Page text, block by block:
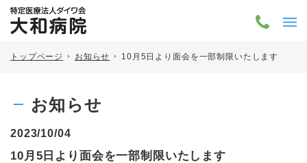
トップページ お知らせ 10月5日より面会を一部制限いたします
お知らせ
2023/10/04
10月5日より面会を一部制限いたします